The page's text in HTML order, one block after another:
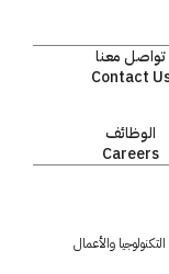
تواصل معنا
Contact
الوظائف
Careers
والأعمال